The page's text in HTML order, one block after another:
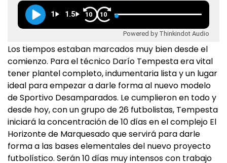
1 1.5 10 10
Powered by Thinkindot Audio
Los tiempos estaban marcados muy bien desde el
comienzo. Para el técnico Darío Tempesta era vital
tener plantel completo, indumentaria lista y un lugar
ideal para empezar a darle forma al nuevo modelo
de Sportivo Desamparados. Le cumplieron en todo y
desde hoy, con un grupo de 26 futbolistas, Tempesta
iniciará la concentración de 10 días en el complejo El
Horizonte de Marquesado que servirá para darle
forma a las bases elementales del nuevo proyecto
futbolístico. Serán 10 días muy intensos con trabajo